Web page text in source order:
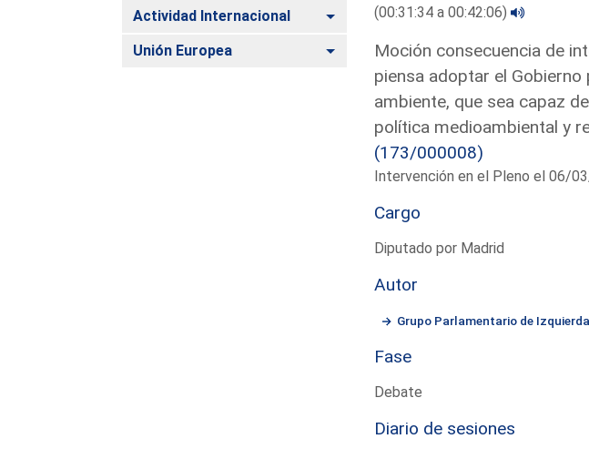
Actividad Internacional Alternar
Unión Europea Alternar
(00:31:34 a 00:42:06)
Moción consecuencia de
piensa adoptar el
ambiente, que sea capaz
política medioambiental y
(173/000008)
Intervención en el Pleno el 06/
Cargo
Diputado por Madrid
Autor
Grupo Parlamentario de
Fase
Debate
Diario de sesiones